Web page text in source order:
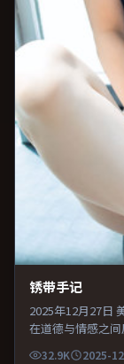
锈带手记
2025年12月27日
在道德与情感之
与特写交替强化
32.9K 2025-